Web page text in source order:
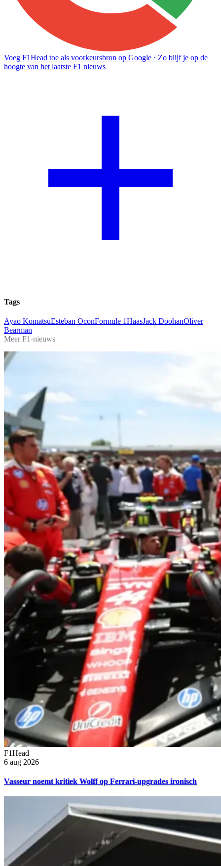
Voeg F1Head toe als voorkeursbron op Google · Zo blijf je op de
hoogte van het laatste F1 nieuws
Tags
Ayao KomatsuEsteban OconFormule 1HaasJack DoohanOliver
Bearman
Meer F1-nieuws
F1Head
6 aug 2026
Vasseur noemt kritiek Wolff op Ferrari-upgrades ironisch